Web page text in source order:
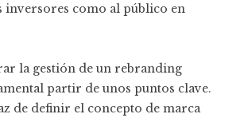
inversores como al público en
la gestión de un rebranding
partir de unos puntos clave.
de definir el concepto de marca